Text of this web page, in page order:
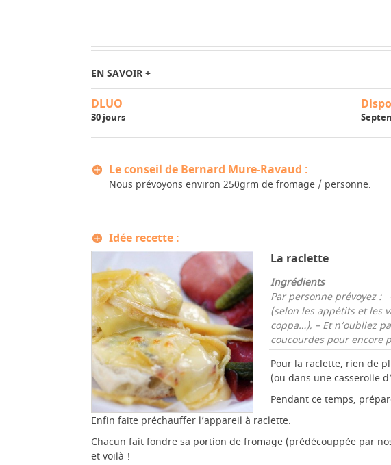
EN SAVOIR +
DLUO
30 jours
Le conseil de Bernard Mure-Ravaud :
Nous prévoyons environ 250grm de fromage / personne.
Idée recette :
La raclette
Ingrédients
Par personne prévoyez :
(selon les appétits et les
coppa…), – Et n’oubliez
coucourdes pour encore
Pour la raclette, rien de
(ou dans une casserolle
Pendant ce temps,
Enfin faite préchauffer l’appareil à raclette.
Chacun fait fondre sa portion de fromage (prédécouppée par
et voilà !